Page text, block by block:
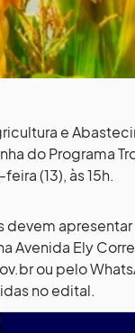
e
do Programa
(13), às 15h.
devem
Avenida Ely
ou pelo
no edital.